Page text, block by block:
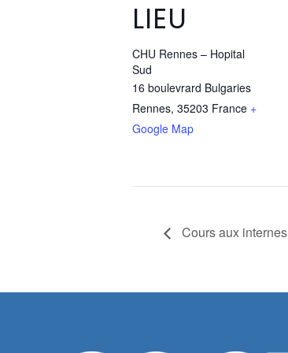
LIEU
CHU Rennes – Hopital
Sud
16 boulevrard Bulgaries
Rennes, 35203 France +
Google Map
Cours aux internes